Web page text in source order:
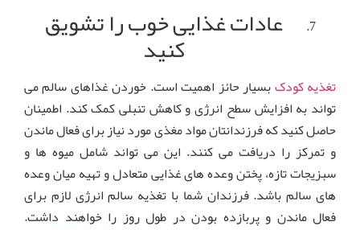
عادات غذایی خوب را تشویق
کنید
تغذیه کودکبسیار حائز اهمیت است. خوردن غذاهای سالم می
تواند به افزایش سطح انرژی و کاهش تنبلی کمک کند. اطمینان
حاصل کنید که فرزندانتان مواد مغذی مورد نیاز برای فعال ماندن
و تمرکز را دریافت می کنند. این می تواند شامل میوه ها و
سبزیجات تازه، پختن وعده های غذایی متعادل و تهیه میان وعده
های سالم باشد. فرزندان شما با تغذیه سالم انرژی لازم برای
فعال ماندن و پربازده بودن در طول روز را خواهند داشت.